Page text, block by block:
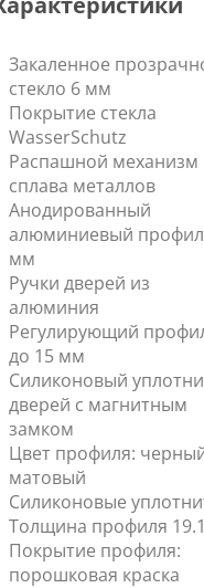
Закаленное
стекло 6 мм
Покрытие стекла
WasserSchutz
Распашной механизм
сплава металлов
Анодированный
алюминиевый
мм
Ручки дверей из
алюминия
Регулирующий
до 15 мм
Силиконовый
дверей с магнитным
замком
Цвет профиля:
матовый
Силиконовые
Толщина профиля
Покрытие профиля:
порошковая краска